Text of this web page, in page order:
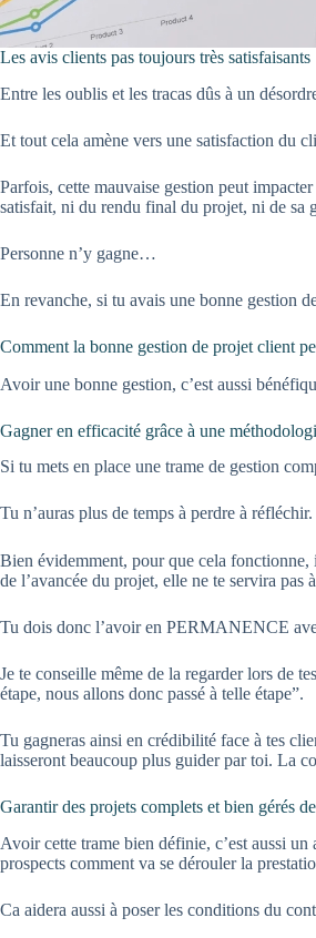
Les avis clients pas toujours très satisfaisants
Entre les oublis et les tracas dûs à un
Et tout cela amène vers une satisfaction du
Parfois, cette mauvaise gestion peut
satisfait, ni du rendu final du projet, ni de sa
Personne n’y gagne…
En revanche, si tu avais une bonne gestion
Comment la bonne gestion de projet client
Avoir une bonne gestion, c’est aussi
Gagner en efficacité grâce à une
Si tu mets en place une trame de gestion
Tu n’auras plus de temps à perdre à
Bien évidemment, pour que cela fonctionne,
de l’avancée du projet, elle ne te servira pas
Tu dois donc l’avoir en PERMANENCE
Je te conseille même de la regarder lors de
étape, nous allons donc passé à telle étape”.
Tu gagneras ainsi en crédibilité face à tes
laisseront beaucoup plus guider par toi. La
Garantir des projets complets et bien gérés
Avoir cette trame bien définie, c’est aussi
prospects comment va se dérouler la
Ca aidera aussi à poser les conditions du